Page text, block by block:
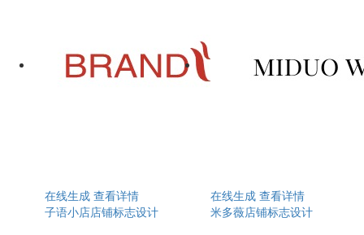
在线生成 查看详情
子语小店店铺标志设计
在线生成 查看详情
米多薇店铺标志设计